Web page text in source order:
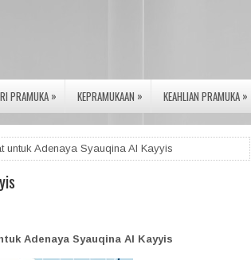
PRAMUKA » KEPRAMUKAAN » KEAHLIAN PRAMUKA »
untuk Adenaya Syauqina Al Kayyis
Adenaya Syauqina Al Kayyis